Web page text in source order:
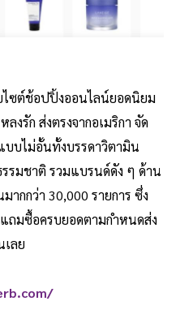
ซต์ช้อปปิ้งออนไลน์ยอดนิยม
งรัก ส่งตรงจากอเมริกา จัด
บไม่อั้นทั้งบรรดาวิตามิน
รมชาติ รวมแบรนด์ดัง ๆ ด้าน
ากกว่า 30,000 รายการ ซึ่ง
ถมซื้อครบยอดตามกำหนดส่ง
ลย